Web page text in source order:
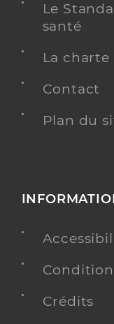
Le
santé
La
Contact
Plan du
Crédits